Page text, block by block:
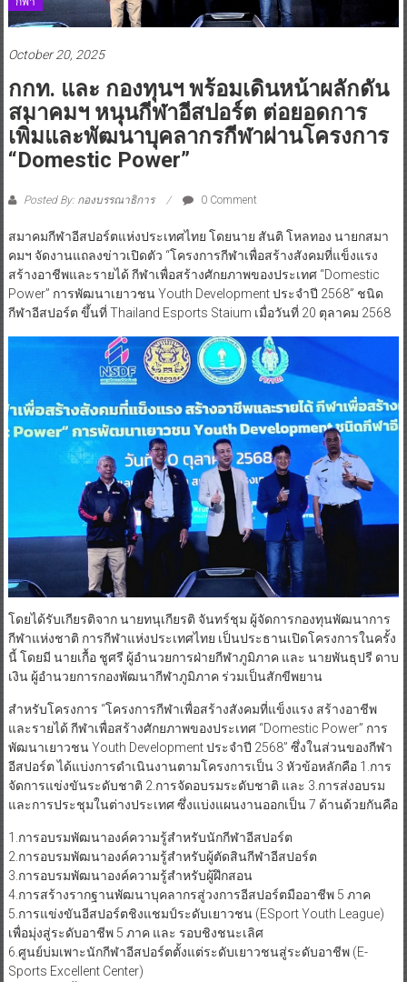
October 20, 2025
กกท. และ กองทุนฯ พร้อมเดินหน้าผลักดัน
สมาคมฯ หนุนกีฬาอีสปอร์ต ต่อยอดการ
เพิ่มและพัฒนาบุคลากรกีฬาผ่านโครงการ
“Domestic Power”
Posted By: กองบรรณาธิการ 0 Comment
สมาคมกีฬาอีสปอร์ตแห่งประเทศไทย โดยนาย สันติ โหลทอง นายกสมา
คมฯ จัดงานแถลงข่าวเปิดตัว “โครงการกีฬาเพื่อสร้างสังคมที่แข็งแรง
สร้างอาชีพและรายได้ กีฬาเพื่อสร้างศักยภาพของประเทศ “Domestic
Power” การพัฒนาเยาวชน Youth Development ประจำปี 2568” ชนิด
กีฬาอีสปอร์ต ขึ้นที่ Thailand Esports Staium เมื่อวันที่ 20 ตุลาคม 2568
โดยได้รับเกียรติจาก นายทนุเกียรติ จันทร์ชุม ผู้จัดการกองทุนพัฒนาการ
กีฬาแห่งชาติ การกีฬาแห่งประเทศไทย เป็นประธานเปิดโครงการในครั้ง
นี้ โดยมี นายเกื้อ ชูศรี ผู้อำนวยการฝ่ายกีฬาภูมิภาค และ นายพันธุปรี ดาบ
เงิน ผู้อำนวยการกองพัฒนากีฬาภูมิภาค ร่วมเป็นสักขีพยาน
สำหรับโครงการ “โครงการกีฬาเพื่อสร้างสังคมที่แข็งแรง สร้างอาชีพ
และรายได้ กีฬาเพื่อสร้างศักยภาพของประเทศ “Domestic Power” การ
พัฒนาเยาวชน Youth Development ประจำปี 2568” ซึ่งในส่วนของกีฬา
อีสปอร์ต ได้แบ่งการดำเนินงานตามโครงการเป็น 3 หัวข้อหลักคือ 1.การ
จัดการแข่งขันระดับชาติ 2.การจัดอบรมระดับชาติ และ 3.การส่งอบรม
และการประชุมในต่างประเทศ ซึ่งแบ่งแผนงานออกเป็น 7 ด้านด้วยกันคือ
1.การอบรมพัฒนาองค์ความรู้สำหรับนักกีฬาอีสปอร์ต
2.การอบรมพัฒนาองค์ความรู้สำหรับผู้ตัดสินกีฬาอีสปอร์ต
3.การอบรมพัฒนาองค์ความรู้สำหรับผู้ฝึกสอน
4.การสร้างรากฐานพัฒนาบุคลากรสู่วงการอีสปอร์ตมืออาชีพ 5 ภาค
5.การแข่งขันอีสปอร์ตชิงแชมป์ระดับเยาวชน (ESport Youth League)
เพื่อมุ่งสู่ระดับอาชีพ 5 ภาค และ รอบชิงชนะเลิศ
6.ศูนย์บ่มเพาะนักกีฬาอีสปอร์ตตั้งแต่ระดับเยาวชนสู่ระดับอาชีพ (E-
Sports Excellent Center)